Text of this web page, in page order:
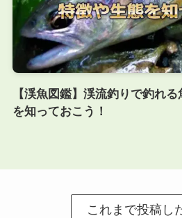
【渓魚図鑑】渓流釣りで釣れ
を知っておこう！
これまで投稿し